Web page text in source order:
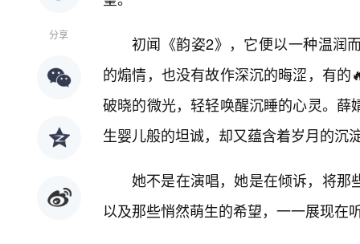
分享
初闻《韵姿2》，它便以一种温润
的煽情，也没有故作深沉的晦涩，有
破晓的微光，轻轻唤醒沉睡的心灵。
生婴儿般的坦诚，却又蕴含着岁月的沉
她不是在演唱，她是在倾诉，将那
以及那些悄然萌生的希望，一一展现在